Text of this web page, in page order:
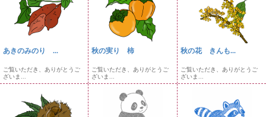
あきのみのり ...
ご覧いただき、ありがとうご
ざいま...
秋の実り 柿
ご覧いただき、ありがとうご
ざいま...
秋の花 きんも...
ご覧いただき、ありがとうご
ざいま...